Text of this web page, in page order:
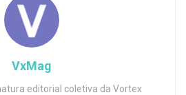
VxMag
editorial coletiva da Vortex